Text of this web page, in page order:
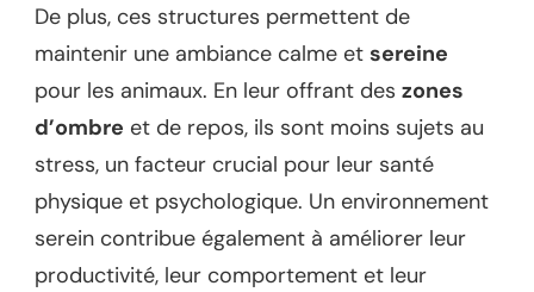
De plus, ces structures permettent de
maintenir une ambiance calme et sereine
pour les animaux. En leur offrant des zones
d’ombre et de repos, ils sont moins sujets au
stress, un facteur crucial pour leur santé
physique et psychologique. Un environnement
serein contribue également à améliorer leur
productivité, leur comportement et leur